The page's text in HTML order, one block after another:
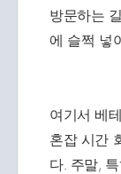
방문하는
에 슬쩍 넣
여기서 베
혼잡 시간
다. 주말,